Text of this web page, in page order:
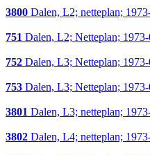
3800 Dalen, L2; netteplan;
751 Dalen, L2; Netteplan;
752 Dalen, L3; Netteplan;
753 Dalen, L3; Netteplan;
3801 Dalen, L3; netteplan;
3802 Dalen, L4; netteplan;